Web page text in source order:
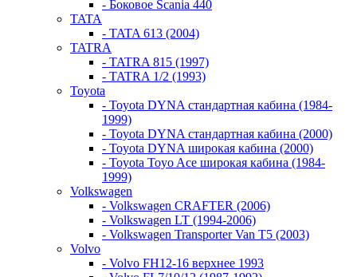
- Боковое Scania 440
TATA
- TATA 613 (2004)
TATRA
- TATRA 815 (1997)
- TATRA 1/2 (1993)
Toyota
- Toyota DYNA стандартная кабина (1984-
1999)
- Toyota DYNA стандартная кабина (2000)
- Toyota DYNA широкая кабина (2000)
- Toyota Toyo Ace широкая кабина (1984-
1999)
Volkswagen
- Volkswagen CRAFTER (2006)
- Volkswagen LT (1994-2006)
- Volkswagen Transporter Van T5 (2003)
Volvo
- Volvo FH12-16 верхнее 1993